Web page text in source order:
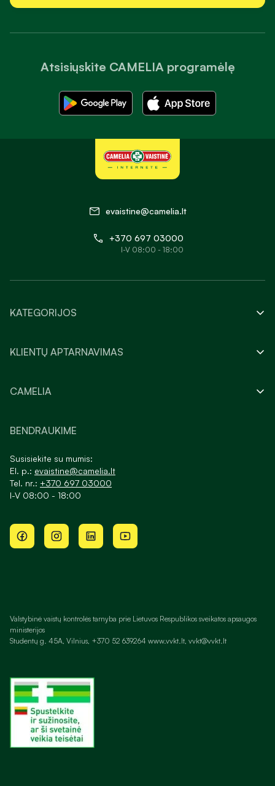
Atsisiųskite CAMELIA programėlę
evaistine@camelia.lt
+370 697 03000
I-V 08:00 - 18:00
KATEGORIJOS
KLIENTŲ APTARNAVIMAS
CAMELIA
BENDRAUKIME
Susisiekite su mumis:
El. p.: evaistine@camelia.lt
Tel. nr.: +370 697 03000
I-V 08:00 - 18:00
Valstybinė vaistų kontrolės tarnyba prie Lietuvos Respublikos sveikatos apsaugos
ministerijos
Studentų g. 45A, Vilnius, +370 52 639264 www.vvkt.lt, vvkt@vvkt.lt